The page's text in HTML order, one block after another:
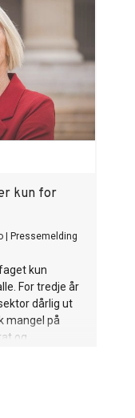
kun for
Pressemelding
kun
For tredje år
dårlig ut
mangel på
og